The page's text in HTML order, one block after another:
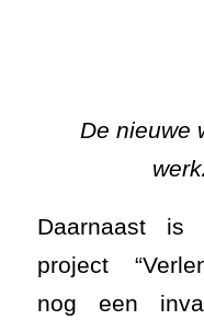
parkeervak